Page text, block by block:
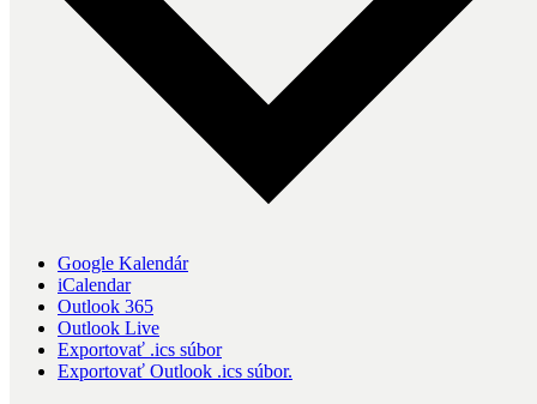
Google Kalendár
iCalendar
Outlook 365
Outlook Live
Exportovať .ics súbor
Exportovať Outlook .ics súbor.